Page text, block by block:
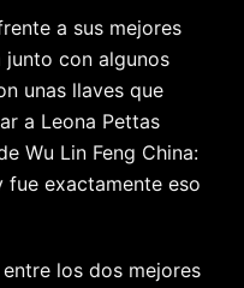
a sus mejores
con algunos
unas llaves que
a Leona Pettas
Wu Lin Feng China:
fue exactamente eso
los dos mejores